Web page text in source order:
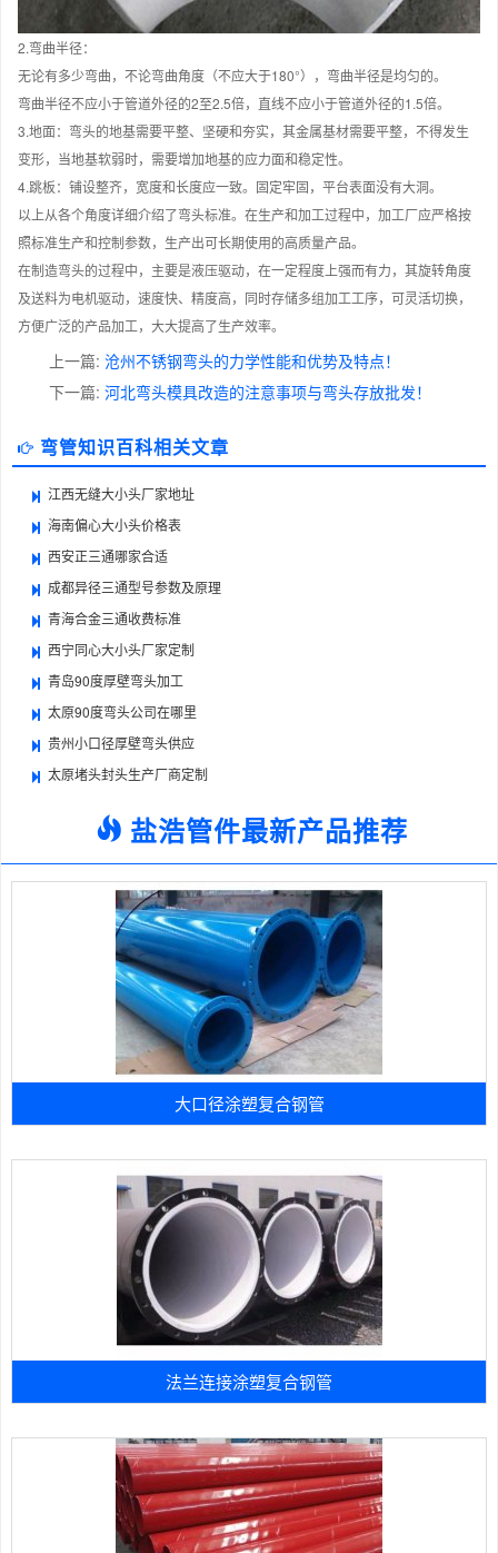
2.弯曲半径：
无论有多少弯曲，不论弯曲角度（不应大于180°），弯曲半径是均匀的。
弯曲半径不应小于管道外径的2至2.5倍，直线不应小于管道外径的1.5倍。
3.地面：弯头的地基需要平整、坚硬和夯实，其金属基材需要平整，不得发生
变形，当地基软弱时，需要增加地基的应力面和稳定性。
4.跳板：铺设整齐，宽度和长度应一致。固定牢固，平台表面没有大洞。
以上从各个角度详细介绍了弯头标准。在生产和加工过程中，加工厂应严格按
照标准生产和控制参数，生产出可长期使用的高质量产品。
在制造弯头的过程中，主要是液压驱动，在一定程度上强而有力，其旋转角度
及送料为电机驱动，速度快、精度高，同时存储多组加工工序，可灵活切换，
方便广泛的产品加工，大大提高了生产效率。
上一篇: 沧州不锈钢弯头的力学性能和优势及特点！
下一篇: 河北弯头模具改造的注意事项与弯头存放批发！
弯管知识百科相关文章
江西无缝大小头厂家地址
海南偏心大小头价格表
西安正三通哪家合适
成都异径三通型号参数及原理
青海合金三通收费标准
西宁同心大小头厂家定制
青岛90度厚壁弯头加工
太原90度弯头公司在哪里
贵州小口径厚壁弯头供应
太原堵头封头生产厂商定制
盐浩管件最新产品推荐
大口径涂塑复合钢管
法兰连接涂塑复合钢管